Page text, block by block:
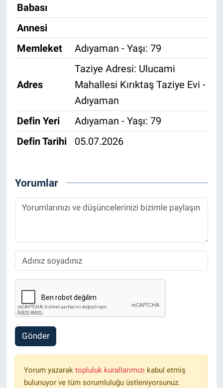
Babası
Annesi
Memleket
Adıyaman - Yaşı: 79
Adres
Taziye Adresi: Ulucami
Mahallesi Kırıktaş Taziye Evi -
Adıyaman
Defin Yeri
Adıyaman - Yaşı: 79
Defin Tarihi
05.07.2026
Yorumlar
Gönder
Yorum yazarak topluluk kurallarımızı kabul etmiş
bulunuyor ve tüm sorumluluğu üstleniyorsunuz.
Ekonomi
Yaşam
Çevre
BİLİM VE TEKNOLOJİ
Şambayat Haber